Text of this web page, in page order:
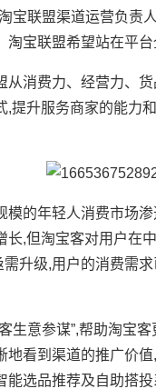
宝联盟渠道运营负责
宝联盟希望站在平
费力、经营力、货
提升服务商家的能力
的年轻人消费市场渗
长,但淘宝客对用户在
升级,用户的消费需
意参谋”,帮助淘宝客
看到渠道的推广价
能选品推荐及自助搭